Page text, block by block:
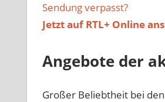
Sendung verpasst?
Jetzt aufRTL+ Online
Angebote der
Großer Beliebtheit bei